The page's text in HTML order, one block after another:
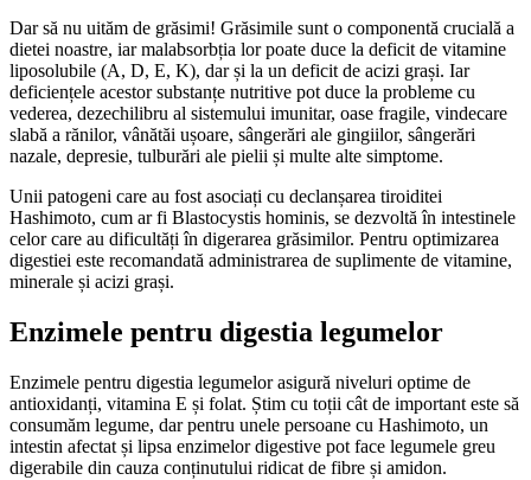
Dar să nu uităm de grăsimi! Grăsimile sunt o componentă crucială a
dietei noastre, iar malabsorbția lor poate duce la deficit de vitamine
liposolubile (A, D, E, K), dar și la un deficit de acizi grași. Iar
deficiențele acestor substanțe nutritive pot duce la probleme cu
vederea, dezechilibru al sistemului imunitar, oase fragile, vindecare
slabă a rănilor, vânătăi ușoare, sângerări ale gingiilor, sângerări
nazale, depresie, tulburări ale pielii și multe alte simptome.
Unii patogeni care au fost asociați cu declanșarea tiroiditei
Hashimoto, cum ar fi Blastocystis hominis, se dezvoltă în intestinele
celor care au dificultăți în digerarea grăsimilor. Pentru optimizarea
digestiei este recomandată administrarea de suplimente de vitamine,
minerale și acizi grași.
Enzimele pentru digestia legumelor
Enzimele pentru digestia legumelor asigură niveluri optime de
antioxidanți, vitamina E și folat. Știm cu toții cât de important este să
consumăm legume, dar pentru unele persoane cu Hashimoto, un
intestin afectat și lipsa enzimelor digestive pot face legumele greu
digerabile din cauza conținutului ridicat de fibre și amidon.